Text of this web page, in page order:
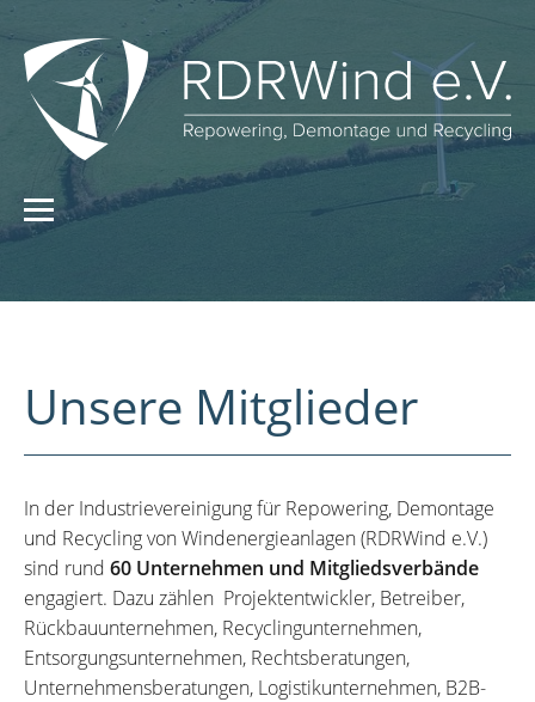
Unsere Mitglieder
In der Industrievereinigung für Repowering, Demontage
und Recycling von Windenergieanlagen (RDRWind e.V.)
sind rund 60 Unternehmen und Mitgliedsverbände
engagiert. Dazu zählen Projektentwickler, Betreiber,
Rückbauunternehmen, Recyclingunternehmen,
Entsorgungsunternehmen, Rechtsberatungen,
Unternehmensberatungen, Logistikunternehmen, B2B-